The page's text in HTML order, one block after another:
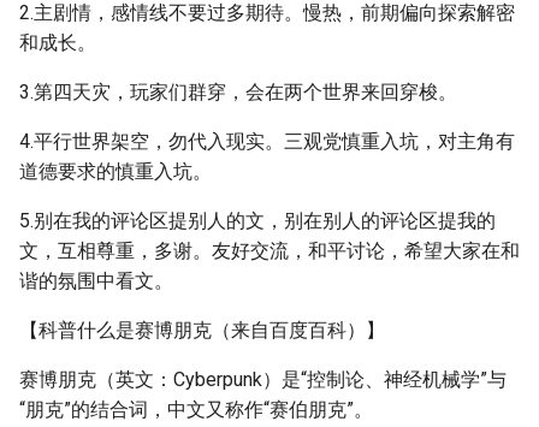
2.主剧情，感情线不要过多期待。慢热，前期偏向探索解密
和成长。
3.第四天灾，玩家们群穿，会在两个世界来回穿梭。
4.平行世界架空，勿代入现实。三观党慎重入坑，对主角有
道德要求的慎重入坑。
5.别在我的评论区提别人的文，别在别人的评论区提我的
文，互相尊重，多谢。友好交流，和平讨论，希望大家在和
谐的氛围中看文。
【科普什么是赛博朋克（来自百度百科）】
赛博朋克（英文：Cyberpunk）是“控制论、神经机械学”与
“朋克”的结合词，中文又称作“赛伯朋克”。